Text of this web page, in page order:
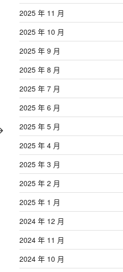
2025 年 11 月
2025 年 10 月
2025 年 9 月
2025 年 8 月
2025 年 7 月
2025 年 6 月
2025 年 5 月
2025 年 4 月
2025 年 3 月
2025 年 2 月
2025 年 1 月
2024 年 12 月
2024 年 11 月
2024 年 10 月